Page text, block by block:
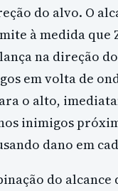
do alvo. O
à medida que
na direção
em volta de
o alto,
inimigos
dano em
do